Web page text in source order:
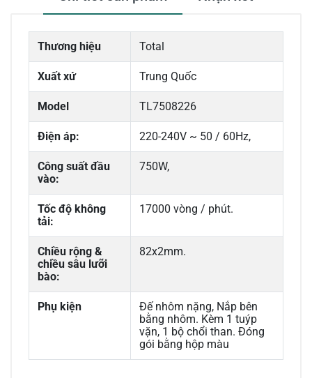
Thương hiệu Total
Xuất xứ Trung Quốc
Model TL7508226
Điện áp: 220-240V ~ 50 / 60Hz,
Công suất đầu
vào:
750W,
Tốc độ không
tải:
17000 vòng / phút.
Chiều rộng &
chiều sâu lưỡi
bào:
82x2mm.
Phụ kiện
Đế nhôm nặng, Nắp bên
bằng nhôm. Kèm 1 tuýp
vặn, 1 bộ chổi than. Đóng
gói bằng hộp màu